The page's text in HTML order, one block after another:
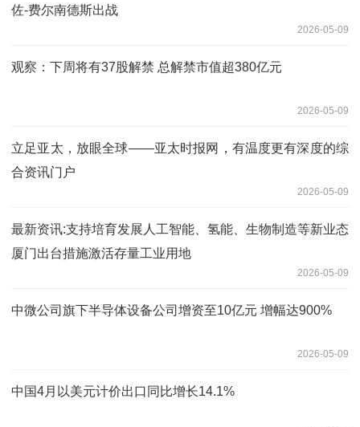
佐-费尔南德斯出战
2026-05-09
观察：下周将有37股解禁 总解禁市值超380亿元
2026-05-09
立足亚太，放眼全球——亚太时报网，有温度更有深度的综
合资讯门户
2026-05-09
最新资讯:支持培育发展人工智能、氢能、生物制造等新业态
厦门出台措施激活存量工业用地
2026-05-09
中微公司旗下半导体设备公司增资至10亿元 增幅达900%
2026-05-09
中国4月以美元计价出口同比增长14.1%